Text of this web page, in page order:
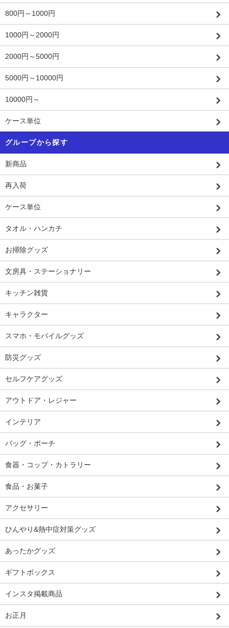
800円～1000円
1000円～2000円
2000円～5000円
5000円～10000円
10000円～
ケース単位
グループから探す
新商品
再入荷
ケース単位
タオル・ハンカチ
お掃除グッズ
文房具・ステーショナリー
キッチン雑貨
キャラクター
スマホ・モバイルグッズ
防災グッズ
セルフケアグッズ
アウトドア・レジャー
インテリア
バッグ・ポーチ
食器・コップ・カトラリー
食品・お菓子
アクセサリー
ひんやり&熱中症対策グッズ
あったかグッズ
ギフトボックス
インスタ掲載商品
お正月